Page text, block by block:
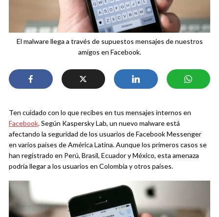
El malware llega a través de supuestos mensajes de nuestros
amigos en Facebook.
Ten cuidado con lo que recibes en tus mensajes internos en
Facebook. Según Kaspersky Lab, un nuevo malware está
afectando la seguridad de los usuarios de Facebook Messenger
en varios países de América Latina. Aunque los primeros casos se
han registrado en Perú, Brasil, Ecuador y México, esta amenaza
podría llegar a los usuarios en Colombia y otros países.